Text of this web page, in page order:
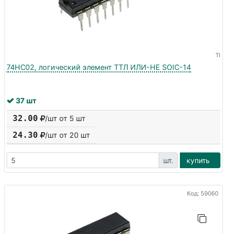
TI
74HC02, логический элемент ТТЛ ИЛИ-НЕ SOIC-14
37 шт
32.00 /шт от 5 шт
24.30 /шт от 20 шт
шт. купить
Код: 59060